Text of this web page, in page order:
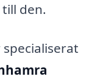
den.